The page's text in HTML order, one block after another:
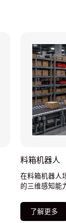
料箱机器人
在料箱机器人
的三维感知能
取作业
了解更多